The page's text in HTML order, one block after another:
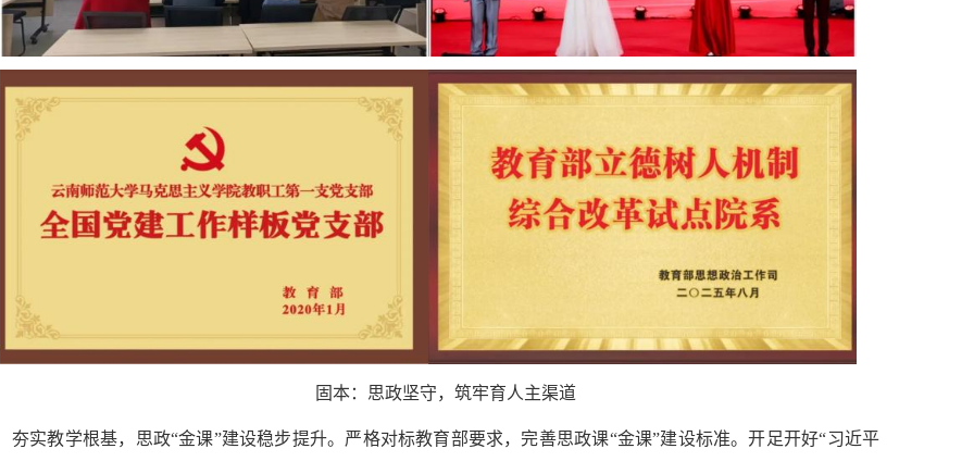
固本：思政坚守，筑牢育人主渠道
夯实教学根基，思政“金课”建设稳步提升。严格对标教育部要求，完善思政课“金课”建设标准。开足开好“习近平